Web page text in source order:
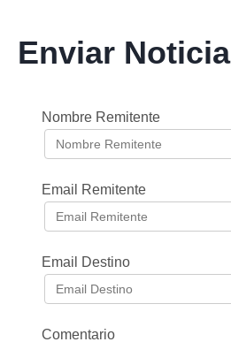
Enviar Noticia
Nombre Remitente
Email Remitente
Email Destino
Comentario